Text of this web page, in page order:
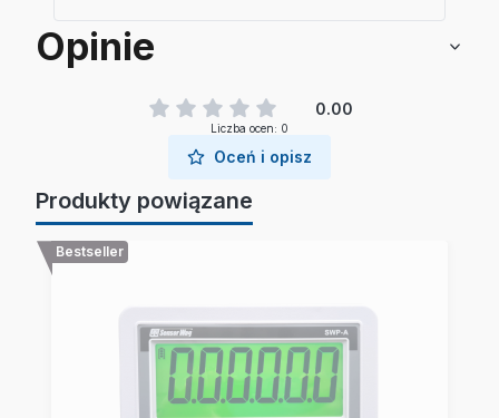
Opinie
0.00
Liczba ocen: 0
Oceń i opisz
Produkty powiązane
Bestseller